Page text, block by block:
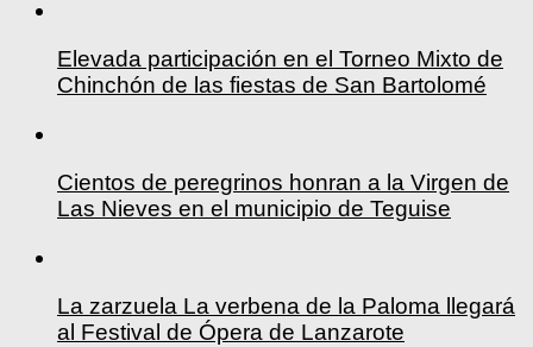
Elevada participación en el Torneo Mixto de
Chinchón de las fiestas de San Bartolomé
Cientos de peregrinos honran a la Virgen de
Las Nieves en el municipio de Teguise
La zarzuela La verbena de la Paloma llegará
al Festival de Ópera de Lanzarote